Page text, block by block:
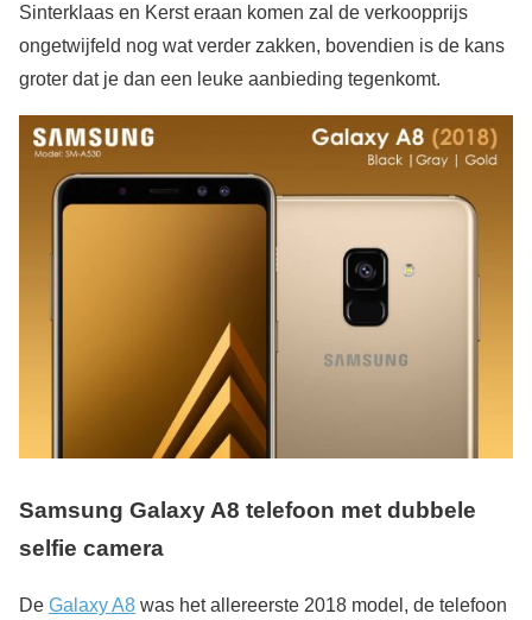
Sinterklaas en Kerst eraan komen zal de verkoopprijs
ongetwijfeld nog wat verder zakken, bovendien is de kans
groter dat je dan een leuke aanbieding tegenkomt.
Samsung Galaxy A8 telefoon met dubbele
selfie camera
De Galaxy A8 was het allereerste 2018 model, de telefoon